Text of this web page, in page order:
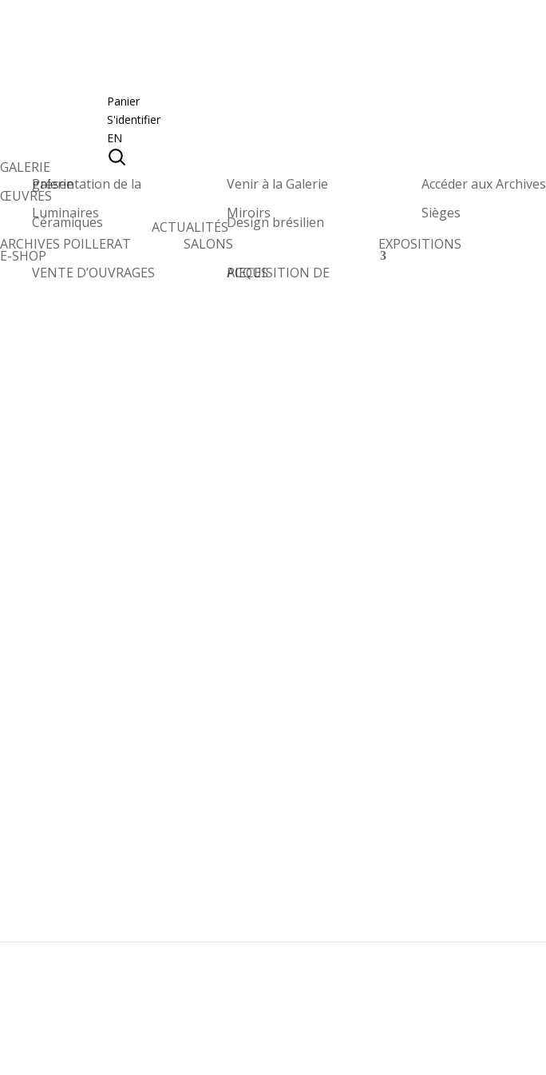
Panier
S'identifier
EN
GALERIE
Présentation de la galerie
Venir à la Galerie Accéder aux Archives
ŒUVRES
Luminaires
Miroirs Sièges
Céramiques
Design brésilien
ARCHIVES POILLERAT
ACTUALITÉS
SALONS
EXPOSITIONS
E-SHOP
VENTE D’OUVRAGES
ACQUISITION DE PIECES